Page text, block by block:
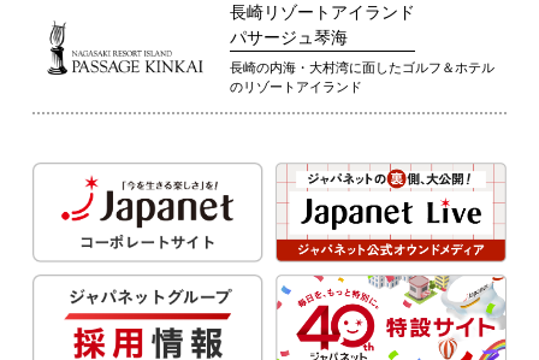
長崎リゾートアイランド
パサージュ琴海
長崎の内海・大村湾に面したゴルフ＆ホテル
のリゾートアイランド